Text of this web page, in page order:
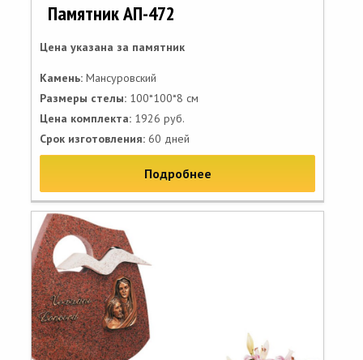
Памятник АП-472
Цена указана за памятник
Камень: Мансуровский
Размеры стелы: 100*100*8 см
Цена комплекта: 1926 руб.
Срок изготовления: 60 дней
Подробнее